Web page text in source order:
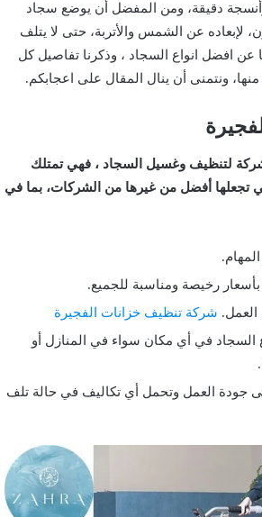
دقيقة، ومن المفضل أن يوضع سجاد
لإبعاده عن الشمس والأتربة، حتى لا يتلف
عن افضل انواع السجاد ، وذكرنا تفاصيل كل
ونتمنى أن ينال المقال على اعجابكم.
لتنظيف وغسيل السجاد ، فهي تمتلك
تجعلها أفضل من غيرها من الشركات، بما في
رخيصة ومناسبة للجميع.
العمل. شركة تنظيف خزانات الفجيرة
السجاد في أي مكان سواء في المنازل أو
جودة العمل وتحمل أي تكاليف في حالة تلف